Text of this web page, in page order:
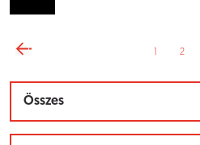
2
Összes